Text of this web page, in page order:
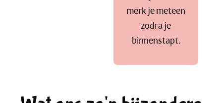
merk je meteen
zodra je
binnenstapt.